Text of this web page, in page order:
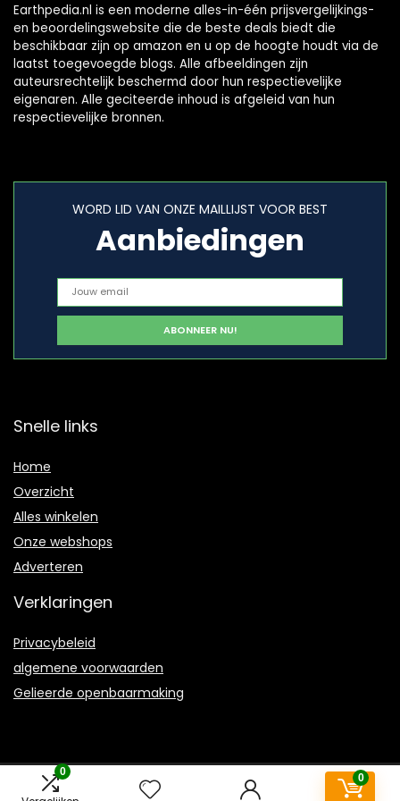
0
0
Earthpedia.nl is een moderne alles-in-één prijsvergelijkings-
en beoordelingswebsite die de beste deals biedt die
beschikbaar zijn op amazon en u op de hoogte houdt via de
laatst toegevoegde blogs. Alle afbeeldingen zijn
auteursrechtelijk beschermd door hun respectievelijke
eigenaren. Alle geciteerde inhoud is afgeleid van hun
respectievelijke bronnen.
WORD LID VAN ONZE MAILLIJST VOOR BEST
Aanbiedingen
Snelle links
Home
Overzicht
Alles winkelen
Onze webshops
Adverteren
Verklaringen
Privacybeleid
algemene voorwaarden
Gelieerde openbaarmaking
2021 © Earthpedia.nl Alle rechten voorbehouden